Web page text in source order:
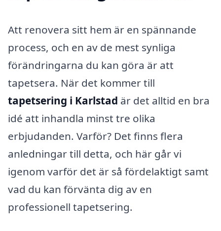
Att renovera sitt hem är en spännande
process, och en av de mest synliga
förändringarna du kan göra är att
tapetsera. När det kommer till
tapetsering i Karlstad är det alltid en bra
idé att inhandla minst tre olika
erbjudanden. Varför? Det finns flera
anledningar till detta, och här går vi
igenom varför det är så fördelaktigt samt
vad du kan förvänta dig av en
professionell tapetsering.